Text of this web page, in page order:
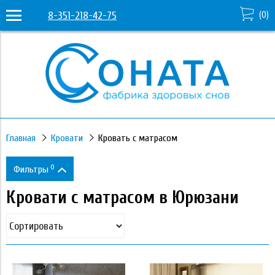
8-351-218-42-75 (0)
Главная Кровати Кровать с матрасом
Фильтры 0
Цена
Кровати с матрасом в Юрюзани